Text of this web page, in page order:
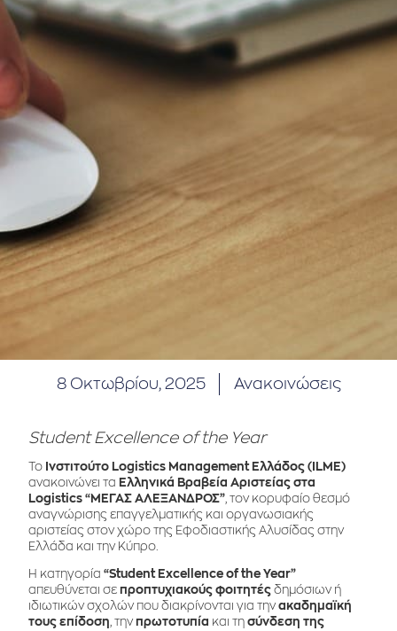
8 Οκτωβρίου, 2025 Ανακοινώσεις
Student Excellence of the Year
Το Ινστιτούτο Logistics Management Ελλάδος (ILME)
ανακοινώνει τα Ελληνικά Βραβεία Αριστείας στα
Logistics “ΜΕΓΑΣ ΑΛΕΞΑΝΔΡΟΣ” , τον κορυφαίο θεσμό
αναγνώρισης επαγγελματικής και οργανωσιακής
αριστείας στον χώρο της Εφοδιαστικής Αλυσίδας στην
Ελλάδα και την Κύπρο.
Η κατηγορία“Student Excellence of the Year”
απευθύνεται σεπροπτυχιακούς φοιτητές δημόσιων ή
ιδιωτικών σχολών που διακρίνονται για τηνακαδημαϊκή
τους επίδοση , τηνπρωτοτυπία και τησύνδεση της